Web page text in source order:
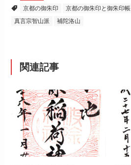
京都の御朱印
京都の御朱印と御朱印帳
真言宗智山派
補陀洛山
関連記事